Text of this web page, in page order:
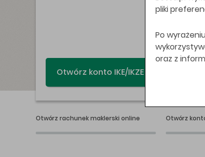
Świat bez swap
Otwórz rachunek maklerski online Otwórz
pliki
Po
oraz z